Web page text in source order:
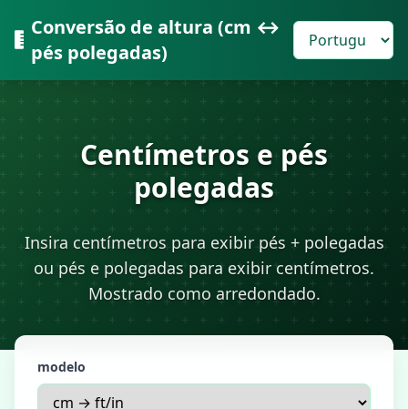
Conversão de altura (cm ↔
pés polegadas)
Centímetros e pés
polegadas
Insira centímetros para exibir pés + polegadas
ou pés e polegadas para exibir centímetros.
Mostrado como arredondado.
modelo